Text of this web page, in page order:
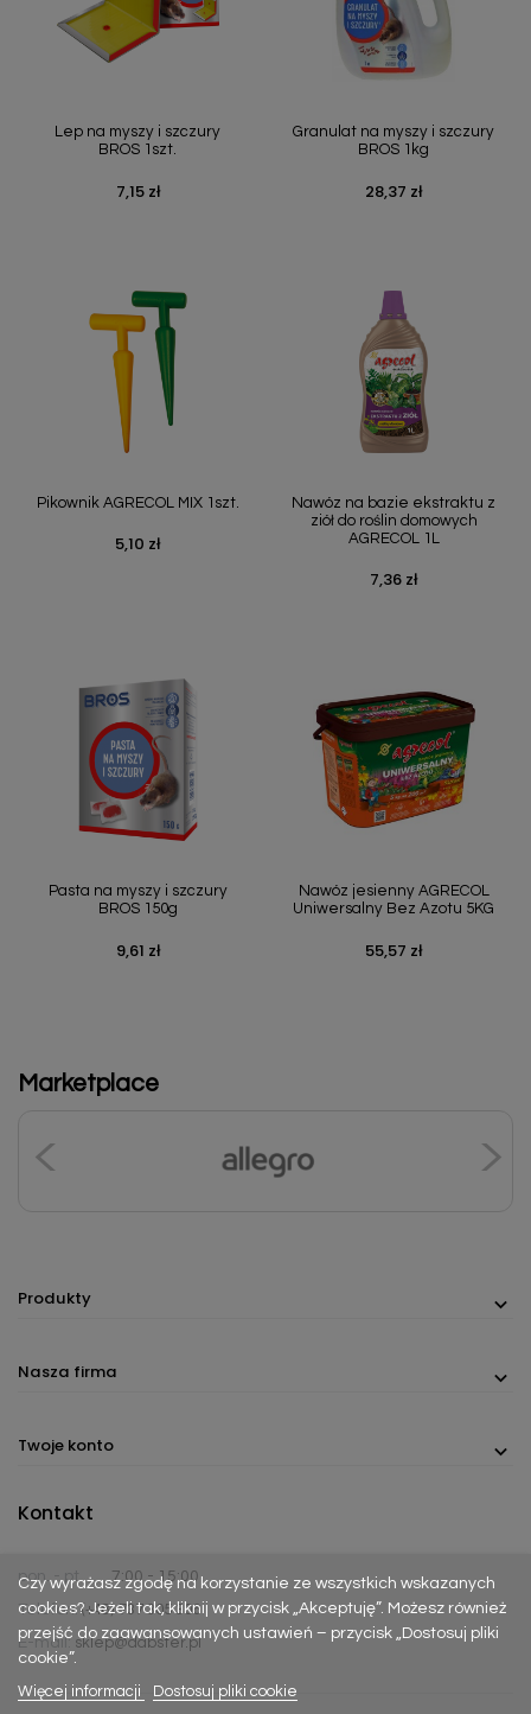
Lep na myszy i szczury
BROS 1szt.
Cena
7,15 zł
Granulat na myszy i szczury
BROS 1kg
Cena
28,37 zł
Pikownik AGRECOL MIX 1szt.
Cena
5,10 zł
Nawóz na bazie ekstraktu z
ziół do roślin domowych
AGRECOL 1L
Cena
7,36 zł
Pasta na myszy i szczury
BROS 150g
Cena
9,61 zł
Nawóz jesienny AGRECOL
Uniwersalny Bez Azotu 5KG
Cena
55,57 zł
Marketplace
Produkty
Nasza firma
Twoje konto
Czy wyrażasz zgodę na korzystanie ze wszystkich wskazanych
cookies? Jeżeli tak, kliknij w przycisk „Akceptuję”. Możesz również
przejść do zaawansowanych ustawień – przycisk „Dostosuj pliki
cookie”.
Więcej informacji
Dostosuj pliki cookie
Kontakt
pon. - pt.
7:00 - 15:00
Telefon:(+48) 737 305 306
E-mail: sklep@dabster.pl